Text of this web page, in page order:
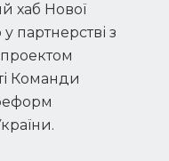
хаб Нової
партнерстві з
Команди